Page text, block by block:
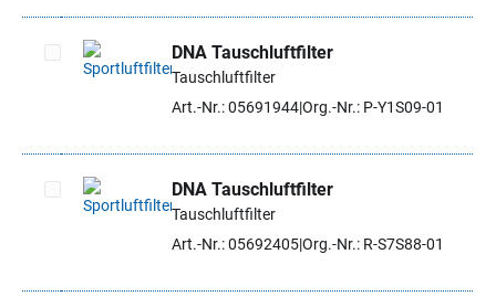
Artikel auswählen
DNA Tauschluftfilter
Tauschluftfilter
Art.-Nr.: 05691944Org.-Nr.: P-Y1S09-01
Artikel auswählen
DNA Tauschluftfilter
Tauschluftfilter
Art.-Nr.: 05692405Org.-Nr.: R-S7S88-01